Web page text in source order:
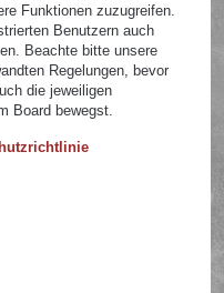
Funktionen zuzugreifen.
Benutzern auch
Beachte bitte unsere
Regelungen, bevor
die jeweiligen
Board bewegst.